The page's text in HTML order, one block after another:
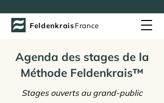
FeldenkraisFrance
Agenda des stages de la
Méthode Feldenkrais™
Stages ouverts au grand-public